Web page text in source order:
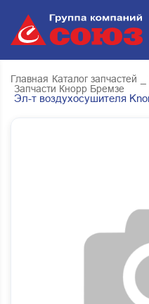
Главная Каталог запчастей
Запчасти Кнорр Бремзе
Эл-т воздухосушителя